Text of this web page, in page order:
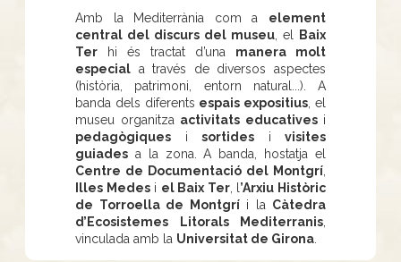
Amb la Mediterrània com a element
central del discurs del museu , el
Baix
Ter hi és tractat d’una manera molt
especial a través de diversos aspectes
(història, patrimoni, entorn natural...). A
banda dels diferents espais expositius , el
museu organitza activitats educativesi
pedagògiques i sortides i visites
guiades a la zona. A banda, hostatja el
Centre de Documentació del Montgrí
Illes Medesi el Baix Ter, l ’Arxiu Històric
de Torroella de Montgríi la Càtedra
d’Ecosistemes Litorals Mediterranis
vinculada amb la Universitat de Girona